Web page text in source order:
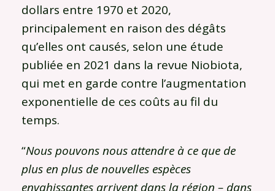
dollars entre 1970 et 2020,
principalement en raison des dégâts
qu’elles ont causés, selon une étude
publiée en 2021 dans la revue Niobiota,
qui met en garde contre l’augmentation
exponentielle de ces coûts au fil du
temps.
“Nous pouvons nous attendre à ce que de
plus en plus de nouvelles espèces
envahissantes arrivent dans la région – dans